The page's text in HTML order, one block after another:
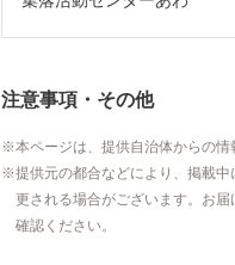
注意事項・その他
本ページは、提供自治体からの情
提供元の都合などにより、掲載
更される場合がございます。お
確認ください。